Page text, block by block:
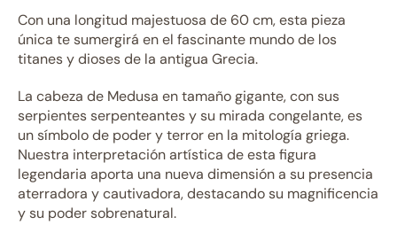
Con una longitud majestuosa de 60 cm, esta pieza
única te sumergirá en el fascinante mundo de los
titanes y dioses de la antigua Grecia.
La cabeza de Medusa en tamaño gigante, con sus
serpientes serpenteantes y su mirada congelante, es
un símbolo de poder y terror en la mitología griega.
Nuestra interpretación artística de esta figura
legendaria aporta una nueva dimensión a su presencia
aterradora y cautivadora, destacando su magnificencia
y su poder sobrenatural.